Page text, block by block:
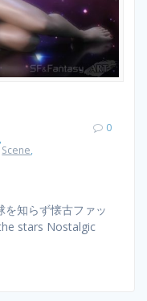
,
Scene,
0
知らず懐古ファッ
stars Nostalgic